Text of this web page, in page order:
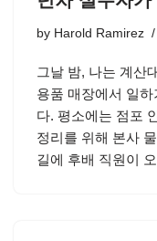
by Harold Ramirez
그날 밤, 나는 계산
용품 매장에서 일
다. 평소에는 점포
정리를 위해 본사
길에 후배 직원이